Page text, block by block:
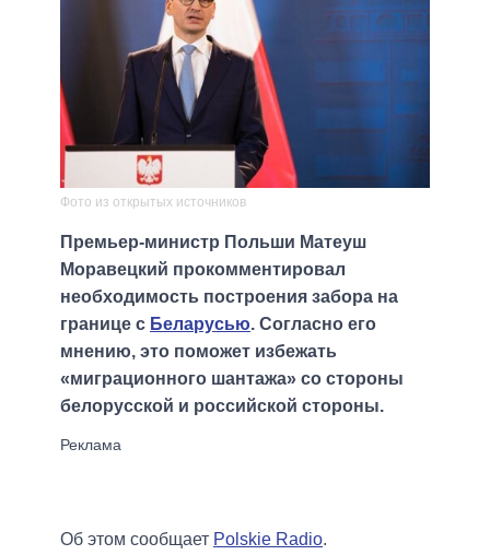
Фото из открытых источников
Премьер-министр Польши Матеуш
Моравецкий прокомментировал
необходимость построения забора на
границе с Беларусью. Согласно его
мнению, это поможет избежать
«миграционного шантажа» со стороны
белорусской и российской стороны.
Об этом сообщает Polskie Radio.